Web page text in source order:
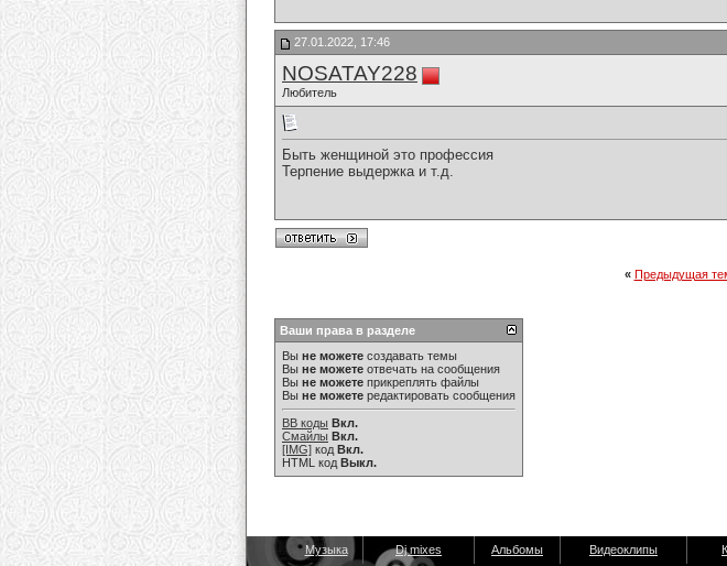
27.01.2022, 17:46
NOSATAY228
Любитель
Быть женщиной это профессия
Терпение выдержка и т.д.
« Предыдущая
Ваши права в разделе
Вы не можете создавать темы
Вы не можете отвечать на сообщения
Вы не можете прикреплять файлы
Вы не можете редактировать сообщения
BB коды Вкл.
Смайлы Вкл.
[IMG] код Вкл.
HTML код Выкл.
Музыка Dj mixes Альбомы Видеоклипы